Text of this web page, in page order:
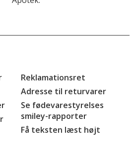
Reklamationsret
Adresse til returvarer
Se fødevarestyrelses
smiley-rapporter
Få teksten læst højt